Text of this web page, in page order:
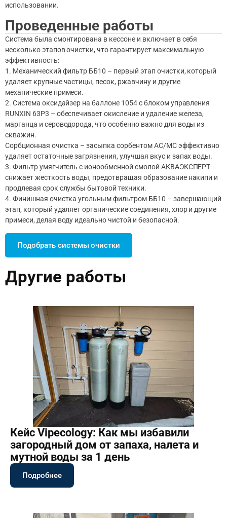
использовании.
Проведенные работы
Система была смонтирована в кессоне и включает в себя
несколько этапов очистки, что гарантирует максимальную
эффективность:
1. Механический фильтр ББ10 – первый этап очистки, который
удаляет крупные частицы, песок, ржавчину и другие
механические примеси.
2. Система оксидайзер на баллоне 1054 с блоком управления
RUNXIN 63P3 – обеспечивает окисление и удаление железа,
марганца и сероводорода, что особенно важно для воды из
скважин.
Сорбционная очистка – засыпка сорбентом АС/MC эффективно
удаляет остаточные загрязнения, улучшая вкус и запах воды.
3. Фильтр умягчитель с ионообменной смолой АКВАЭКСПЕРТ –
снижает жесткость воды, предотвращая образование накипи и
продлевая срок службы бытовой техники.
4. Финишная очистка угольным фильтром ББ10 – завершающий
этап, который удаляет органические соединения, хлор и другие
примеси, делая воду идеально чистой и безопасной.
Подобрать системы очистки
Другие работы
Кейс Vipecology: Как мы избавили
загородный дом от запаха, налета и
мутной воды за 1 день
Подробнее